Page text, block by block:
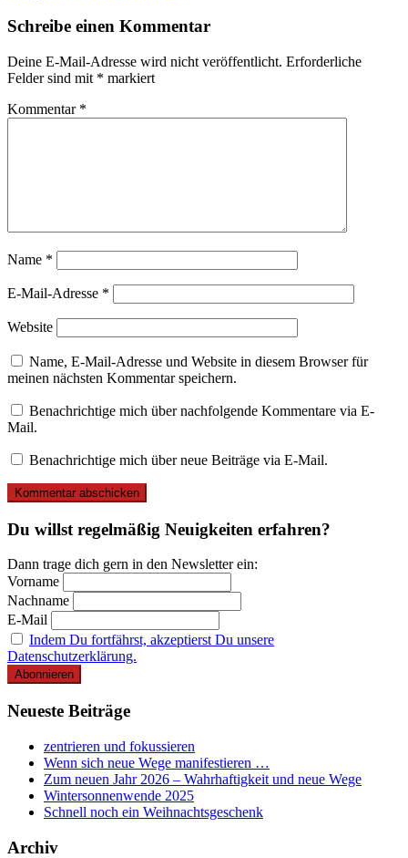
Schreibe einen Kommentar
Deine E-Mail-Adresse wird nicht veröffentlicht. Erforderliche
Felder sind mit * markiert
Kommentar *
Name *
E-Mail-Adresse *
Website
Name, E-Mail-Adresse und Website in diesem Browser für
meinen nächsten Kommentar speichern.
Benachrichtige mich über nachfolgende Kommentare via E-
Mail.
Benachrichtige mich über neue Beiträge via E-Mail.
Du willst regelmäßig Neuigkeiten erfahren?
Dann trage dich gern in den Newsletter ein:
Vorname
Nachname
E-Mail
Indem Du fortfährst, akzeptierst Du unsere
Datenschutzerklärung.
Neueste Beiträge
zentrieren und fokussieren
Wenn sich neue Wege manifestieren …
Zum neuen Jahr 2026 – Wahrhaftigkeit und neue Wege
Wintersonnenwende 2025
Schnell noch ein Weihnachtsgeschenk
Archiv